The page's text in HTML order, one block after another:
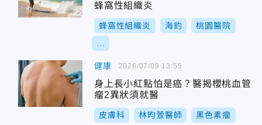
蜂窩性組織炎
蜂窩性組織炎 海釣 桃園醫院
健康
身上長小紅點怕是癌？醫揭櫻桃血管
瘤2異狀須就醫
皮膚科 林昀萱醫師 黑色素瘤
2026/07/09 13:55